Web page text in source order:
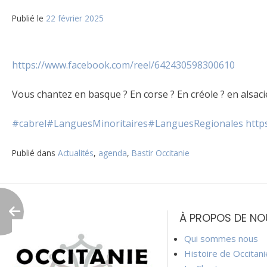
Publié le 22 février 2025
https://www.facebook.com/reel/642430598300610
Vous chantez en basque ? En corse ? En créole ? en
#cabrel#LanguesMinoritaires#LanguesRegionales
Publié dans Actualités, agenda, Bastir Occitanie
de
l’article
À PROPOS DE
Qui sommes nous
Histoire de